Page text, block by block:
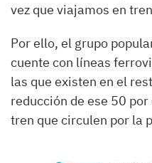
vez que viajamos en
Por ello, el grupo
cuente con líneas
las que existen en el
reducción de ese 50
tren que circulen por la